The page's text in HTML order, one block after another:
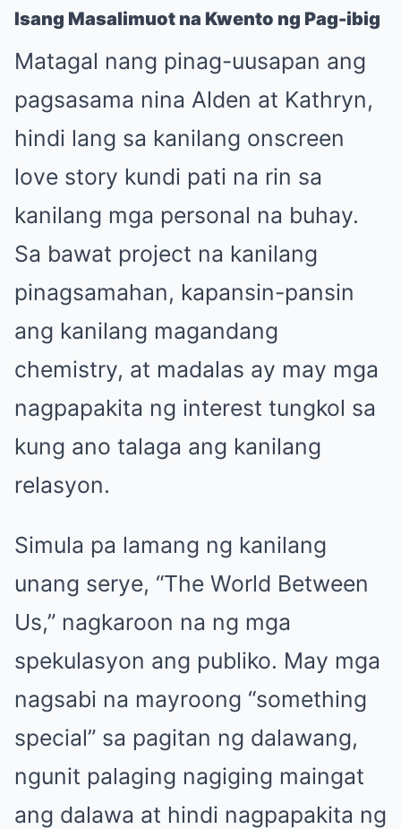
Isang Masalimuot na Kwento ng Pag-ibig
Matagal nang pinag-uusapan ang
pagsasama nina Alden at Kathryn,
hindi lang sa kanilang onscreen
love story kundi pati na rin sa
kanilang mga personal na buhay.
Sa bawat project na kanilang
pinagsamahan, kapansin-pansin
ang kanilang magandang
chemistry, at madalas ay may mga
nagpapakita ng interest tungkol sa
kung ano talaga ang kanilang
relasyon.
Simula pa lamang ng kanilang
unang serye, “The World Between
Us,” nagkaroon na ng mga
spekulasyon ang publiko. May mga
nagsabi na mayroong “something
special” sa pagitan ng dalawang,
ngunit palaging nagiging maingat
ang dalawa at hindi nagpapakita ng